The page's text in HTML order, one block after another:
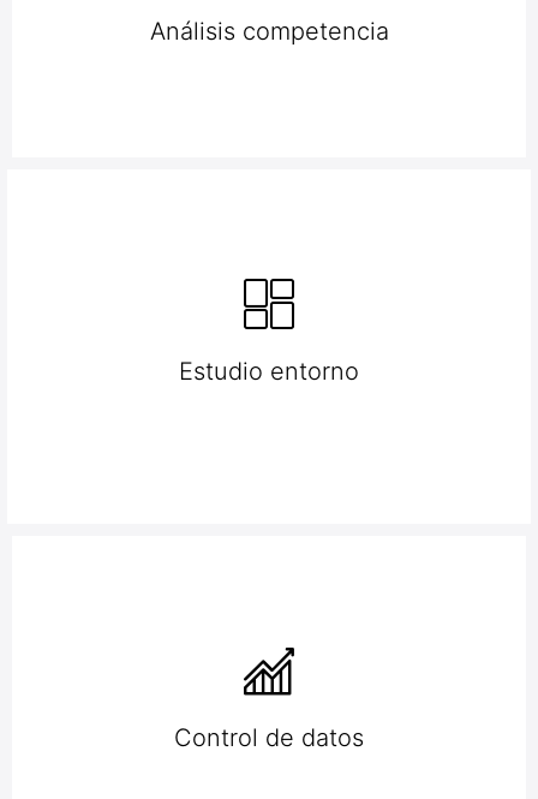
Análisis competencia
Estudio entorno
Control de datos